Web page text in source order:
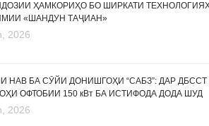
ҲАМКОРИҲО БО ШИРКАТИ
«ШАНДУН ТАҶИАН»
2026
НАВ БА СӮЙИ ДОНИШГОҲИ “САБЗ”: ДАР ДБССТ
ОФТОБИИ 150 кВт БА ИСТИФОДА ДОДА ШУД
2026